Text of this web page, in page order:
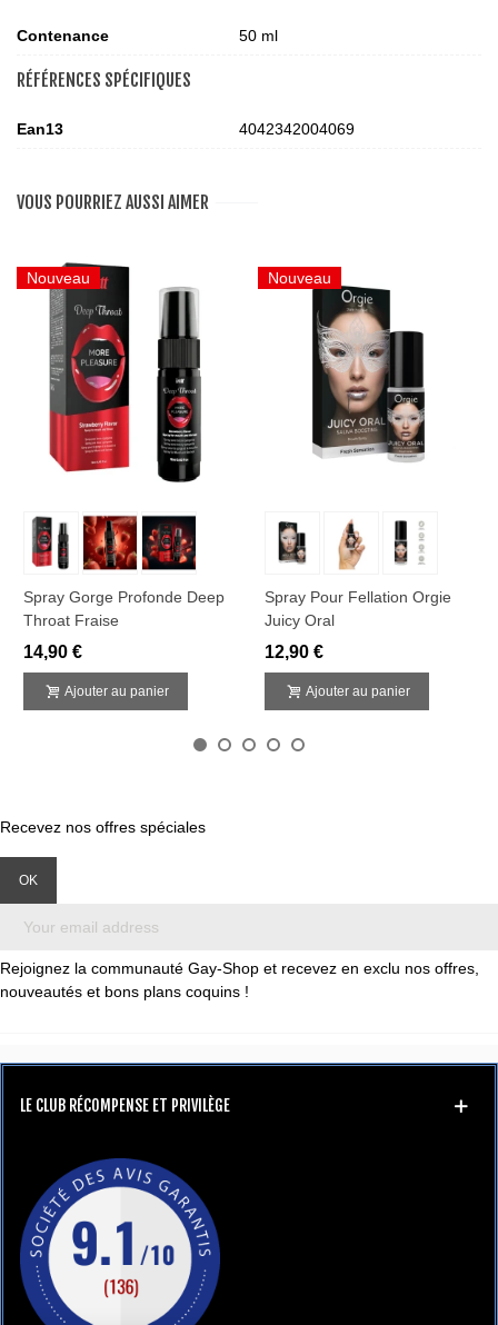
Contenance 50 ml
RÉFÉRENCES SPÉCIFIQUES
Ean13 4042342004069
VOUS POURRIEZ AUSSI AIMER
Nouveau
Spray Gorge Profonde Deep
Throat Fraise
14,90 €
Ajouter au panier
Nouveau
Spray Pour Fellation Orgie
Juicy Oral
12,90 €
Ajouter au panier
Recevez nos offres spéciales
Rejoignez la communauté Gay-Shop et recevez en exclu nos offres,
nouveautés et bons plans coquins !
LE CLUB RÉCOMPENSE ET PRIVILÈGE